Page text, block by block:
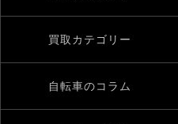
買取カテゴリー
自転車のコラム